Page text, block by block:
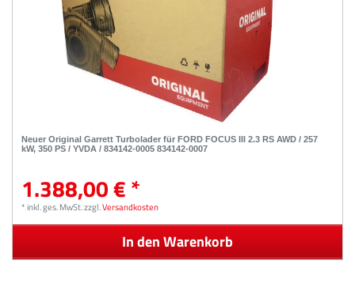
Neuer Original Garrett Turbolader für FORD FOCUS III 2.3 RS AWD / 257
kW, 350 PS / YVDA / 834142-0005 834142-0007
1.388,00 € *
*inkl. ges. MwSt.zzgl.Versandkosten
In den Warenkorb